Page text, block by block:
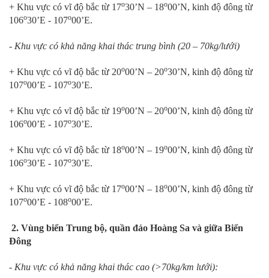
+ Khu vực có vĩ độ bắc từ 17o30’N – 18o00’N, kinh độ đông từ
106o30’E - 107o00’E.
- Khu vực có khả năng khai thác trung bình (20 – 70kg/lưới)
+ Khu vực có vĩ độ bắc từ 20o00’N – 20o30’N, kinh độ đông từ
107o00’E - 107o30’E.
+ Khu vực có vĩ độ bắc từ 19o00’N – 20o00’N, kinh độ đông từ
106o00’E - 107o30’E.
+ Khu vực có vĩ độ bắc từ 18o00’N – 19o00’N, kinh độ đông từ
106o30’E - 107o30’E.
+ Khu vực có vĩ độ bắc từ 17o00’N – 18o00’N, kinh độ đông từ
107o00’E - 108o00’E.
2. Vùng biển Trung bộ, quần đảo Hoàng Sa và giữa Biển
Đông
- Khu vực có khả năng khai thác cao (>70kg/km lưới):